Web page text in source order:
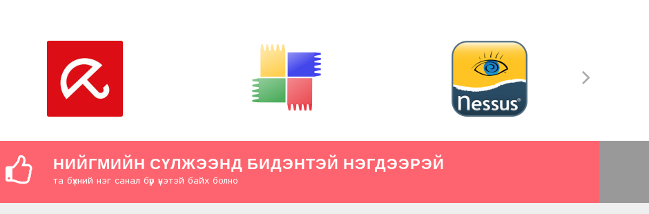
НИЙГМИЙН СҮЛЖЭЭНД БИДЭНТЭЙ НЭГДЭЭРЭЙ
та бүхний нэг санал бүр үнэтэй байх болно